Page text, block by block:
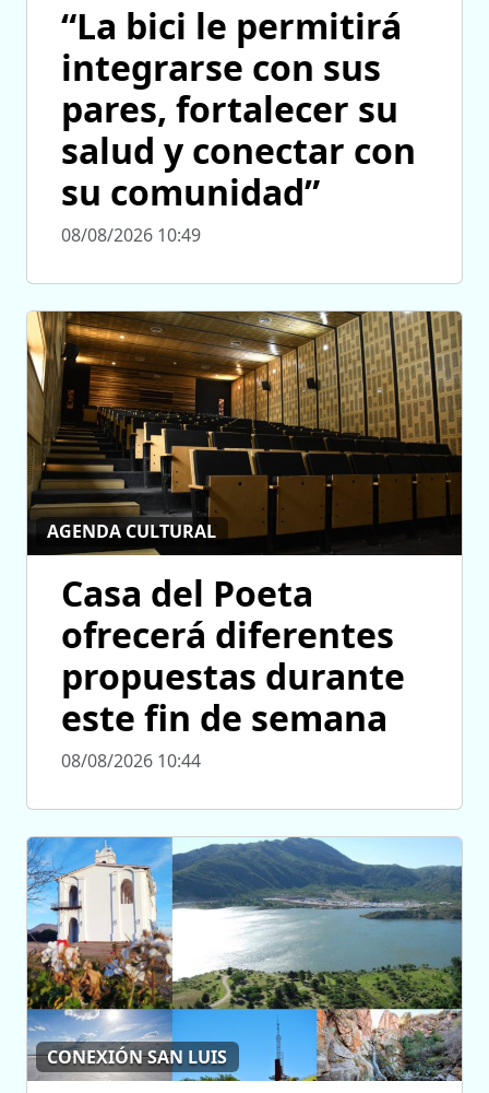
“La bici le permitirá
integrarse con sus
pares, fortalecer su
salud y conectar con
su comunidad”
08/08/2026 10:49
AGENDA CULTURAL
Casa del Poeta
ofrecerá diferentes
propuestas durante
este fin de semana
08/08/2026 10:44
CONEXIÓN SAN LUIS